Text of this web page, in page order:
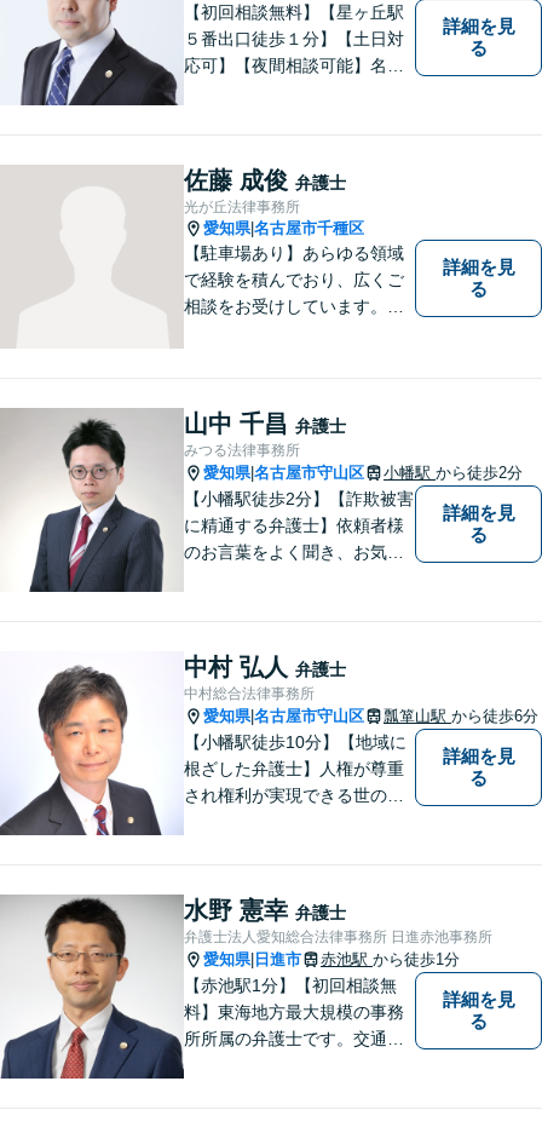
【初回相談無料】【星ヶ丘駅
５番出口徒歩１分】【土日対
応可】【夜間相談可能】名古
詳細を見
る
佐藤 成俊 弁護士
光が丘法律事務所
愛知県|名古屋市千種区
【駐車場あり】あらゆる領域
で経験を積んでおり、広くご
相談をお受けしています。ご
ブル解決に対応いたします。
詳細を見
る
山中 千昌 弁護士
みつる法律事務所
愛知県|名古屋市守山区 小幡駅 から徒歩2分
【小幡駅徒歩2分】【詐欺被害
に精通する弁護士】依頼者様
のお言葉をよく聞き、お気持
お気軽にご相談ください。
【土日・祝日も予約で対応
可】
詳細を見
る
中村 弘人 弁護士
中村総合法律事務所
愛知県|名古屋市守山区 瓢箪山駅 から徒歩6分
【小幡駅徒歩10分】【地域に
根ざした弁護士】人権が尊重
され権利が実現できる世の中
故など、幅広く対応可能。
【夜間／休日対応可能】お悩
みの方はどうぞお気軽にご相
談ください。
詳細を見
る
水野 憲幸 弁護士
弁護士法人愛知総合法律事務所 日進赤池事務所
愛知県| 日進市 赤池駅 から徒歩1分
【赤池駅1分】【初回相談無
料】東海地方最大規模の事務
所所属の弁護士です。交通事
詳細を見
る